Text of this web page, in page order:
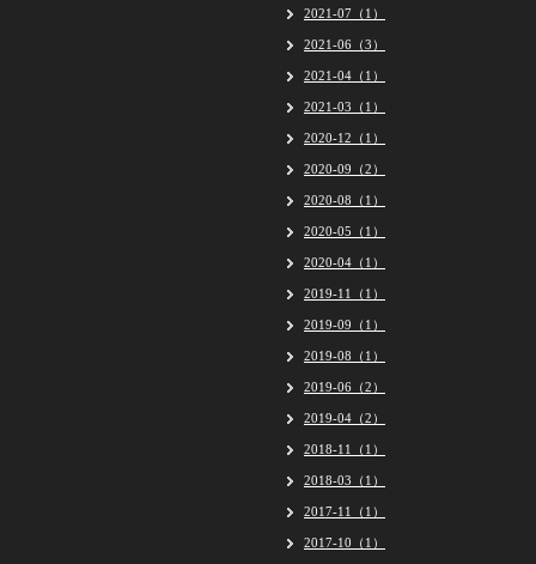
2021-07（1）
2021-06（3）
2021-04（1）
2021-03（1）
2020-12（1）
2020-09（2）
2020-08（1）
2020-05（1）
2020-04（1）
2019-11（1）
2019-09（1）
2019-08（1）
2019-06（2）
2019-04（2）
2018-11（1）
2018-03（1）
2017-11（1）
2017-10（1）